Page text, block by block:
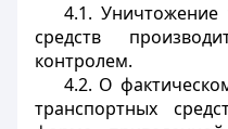
4.1. Уничтожение
средств
контролем.
4.2. О
транспортных